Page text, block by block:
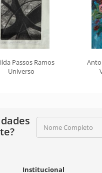
Passos Ramos
Universo
Nome Completo
Institucional